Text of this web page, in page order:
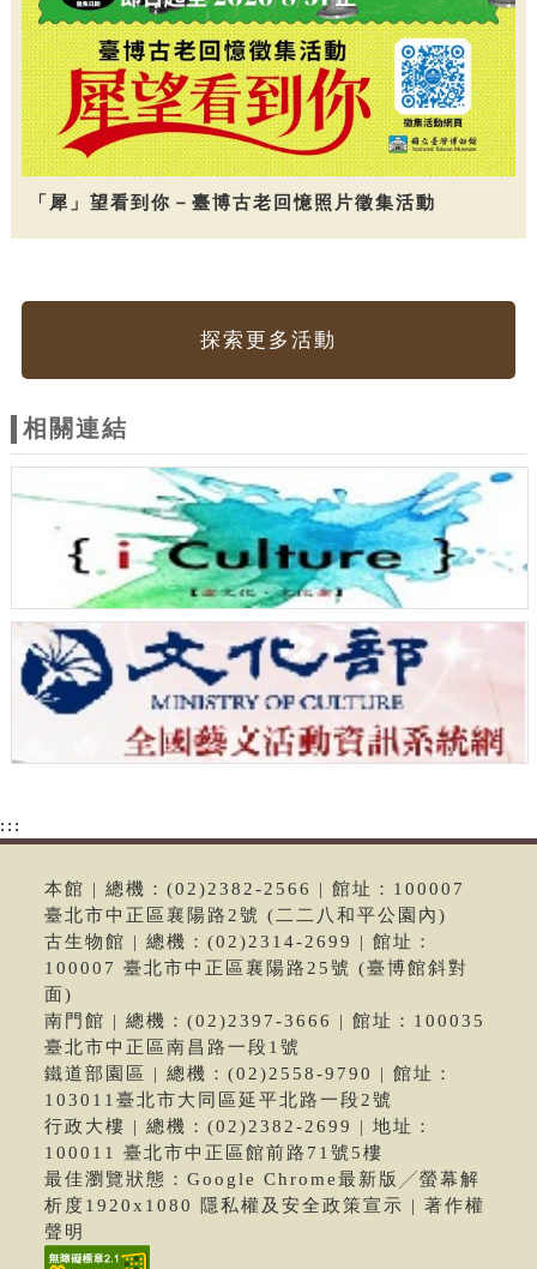
「犀」望看到你－臺博古老回憶照片徵集活動
探索更多活動
相關連結
:::
本館 | 總機：(02)2382-2566 | 館址：100007
臺北市中正區襄陽路2號 (二二八和平公園內)
古生物館 | 總機：(02)2314-2699 | 館址：
100007 臺北市中正區襄陽路25號 (臺博館斜對
面)
南門館 | 總機：(02)2397-3666 | 館址：100035
臺北市中正區南昌路一段1號
鐵道部園區 | 總機：(02)2558-9790 | 館址：
103011臺北市大同區延平北路一段2號
行政大樓 | 總機：(02)2382-2699 | 地址：
100011 臺北市中正區館前路71號5樓
最佳瀏覽狀態：Google Chrome最新版╱螢幕解
析度1920x1080 隱私權及安全政策宣示 | 著作權
聲明